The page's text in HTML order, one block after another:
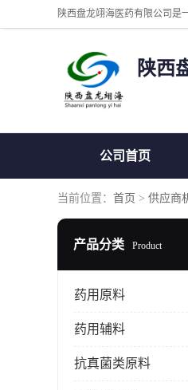
陕西
公司首页
当前位置： 首页 > 供应商
产品分类 Product
药用原料
药用辅料
抗真菌类原料